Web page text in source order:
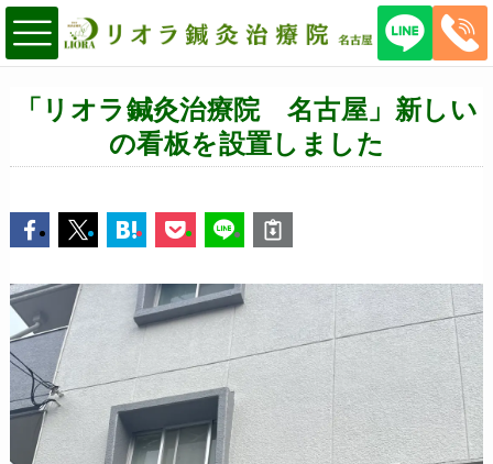
「リオラ鍼灸治療院 名古屋」新しい
の看板を設置しました